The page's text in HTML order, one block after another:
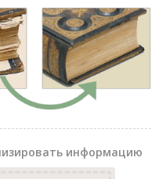
информацию